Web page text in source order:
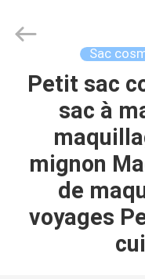
MAISON
PRODUITS
SUJET
Limited.
Sac
Petit sac
sac à
mignon
de
voyages